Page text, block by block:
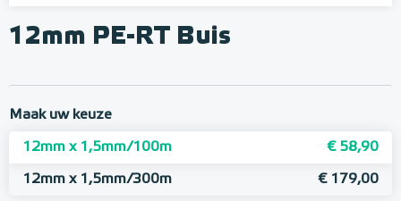
12mm PE-RT Buis
Maak uw keuze
12mm x 1,5mm/100m € 58,90
12mm x 1,5mm/300m € 179,00